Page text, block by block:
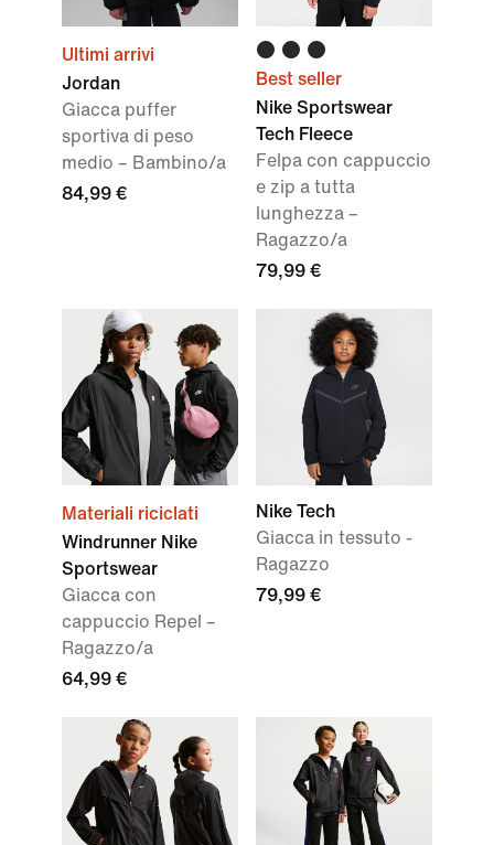
Ultimi arrivi
Jordan
Giacca puffer
sportiva di peso
medio – Bambino/a
84,99 €
Best seller
Nike Sportswear
Tech Fleece
Felpa con cappuccio
e zip a tutta
lunghezza –
Ragazzo/a
79,99 €
Materiali riciclati
Windrunner Nike
Sportswear
Giacca con
cappuccio Repel –
Ragazzo/a
64,99 €
Nike Tech
Giacca in tessuto -
Ragazzo
79,99 €